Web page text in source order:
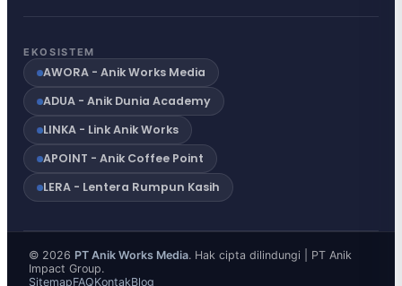
EKOSISTEM
AWORA - Anik Works Media
ADUA - Anik Dunia Academy
LINKA - Link Anik Works
APOINT - Anik Coffee Point
LERA - Lentera Rumpun Kasih
© 2026 PT Anik Works Media. Hak cipta dilindungi | PT Anik
Impact Group.
SitemapFAQKontakBlog